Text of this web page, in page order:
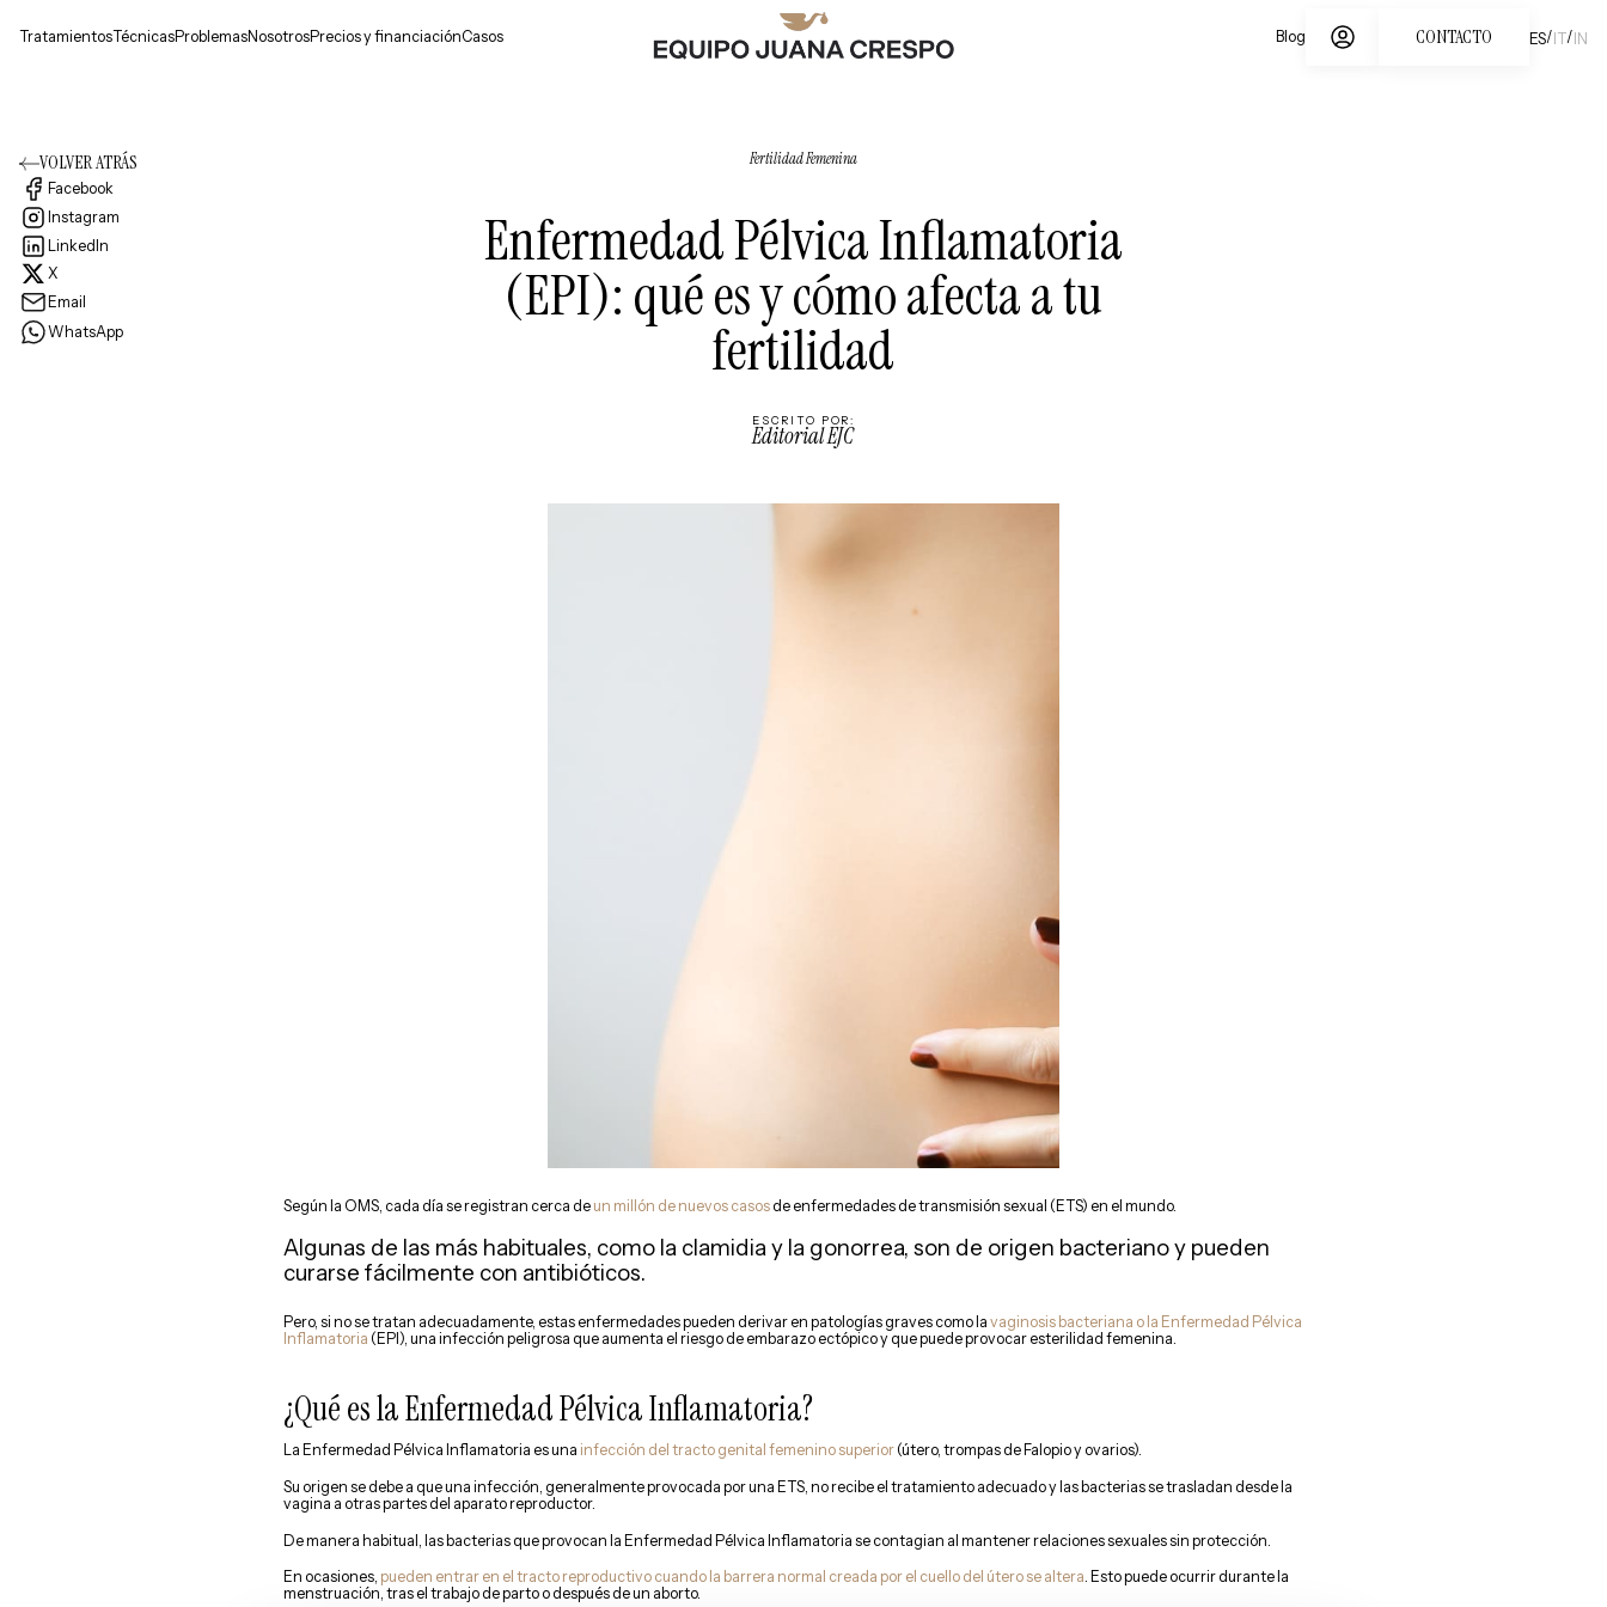
TratamientosTécnicasProblemasNosotrosPrecios y financiaciónCasos Blog CONTACTO IN
/
IT
/
ES
VOLVER ATRÁS
Facebook
Instagram
LinkedIn
X
Email
WhatsApp
Fertilidad Femenina
Enfermedad Pélvica Inflamatoria
(EPI): qué es y cómo afecta a tu
fertilidad
ESCRITO POR:
Editorial EJC
Según la OMS, cada día se registran cerca de un millón de nuevos casos de enfermedades de transmisión sexual (ETS) en el mundo.
Algunas de las más habituales, como la clamidia y la gonorrea, son de origen bacteriano y pueden
curarse fácilmente con antibióticos.
Pero, si no se tratan adecuadamente, estas enfermedades pueden derivar en patologías graves como lavaginosis bacteriana o la Enfermedad Pélvica
Inflamatoria (EPI), una infección peligrosa que aumenta el riesgo de embarazo ectópico y que puede provocar esterilidad femenina.
¿Qué es la Enfermedad Pélvica Inflamatoria?
La Enfermedad Pélvica Inflamatoria es una infección del tracto genital femenino superior (útero, trompas de Falopio y ovarios).
Su origen se debe a que una infección, generalmente provocada por una ETS, no recibe el tratamiento adecuado y las bacterias se trasladan desde la
vagina a otras partes del aparato reproductor.
De manera habitual, las bacterias que provocan la Enfermedad Pélvica Inflamatoria se contagian al mantener relaciones sexuales sin protección.
En ocasiones, pueden entrar en el tracto reproductivo cuando la barrera normal creada por el cuello del útero se altera. Esto puede ocurrir durante la
menstruación, tras el trabajo de parto o después de un aborto.